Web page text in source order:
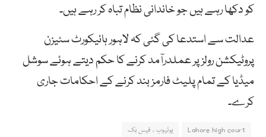
کو دکھا رہے ہیں جو خاندانی نظام تباہ کر رہے ہیں۔
عدالت سے استدعا کی گئی کہ لاہور ہائیکورٹ سٹیزن
پروٹیکشن رولز پر عملدرآمد کرنے کا حکم دیتے ہوئے سوشل
میڈیا کے تمام پلیٹ فارمز بند کرنے کے احکامات جاری
کرے۔
Lahore high court یوٹیوب ، فیس بک